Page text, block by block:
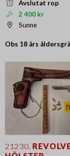
Avslutat rop
2 400 kr
Sunne
Obs 18 års
21230.